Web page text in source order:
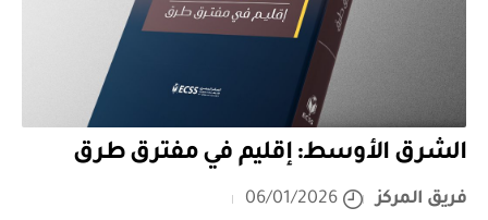
الشرق الأوسط: إقليم في مفترق طرق
فريق المركز
06/01/2026